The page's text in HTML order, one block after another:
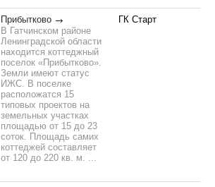
Прибытково
В Гатчинском районе
Ленинградской области
находится коттеджный
поселок «Прибытково».
Земли имеют статус
ИЖС. В поселке
расположатся 15
типовых проектов на
земельных участках
площадью от 15 до 23
соток. Площадь самих
коттеджей составляет
от 120 до 220 кв. м. ...
ГК Старт